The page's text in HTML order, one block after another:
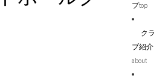
プtop
クラ
ブ紹介
about